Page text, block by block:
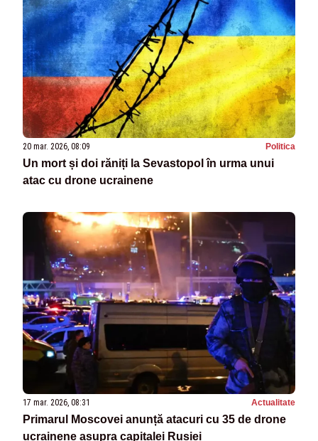
20 mar. 2026, 08:09 Politica
Un mort și doi răniți la Sevastopol în urma unui
atac cu drone ucrainene
17 mar. 2026, 08:31 Actualitate
Primarul Moscovei anunță atacuri cu 35 de drone
ucrainene asupra capitalei Rusiei